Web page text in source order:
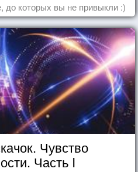
до которых вы не привыкли :)
Чувство
Часть I